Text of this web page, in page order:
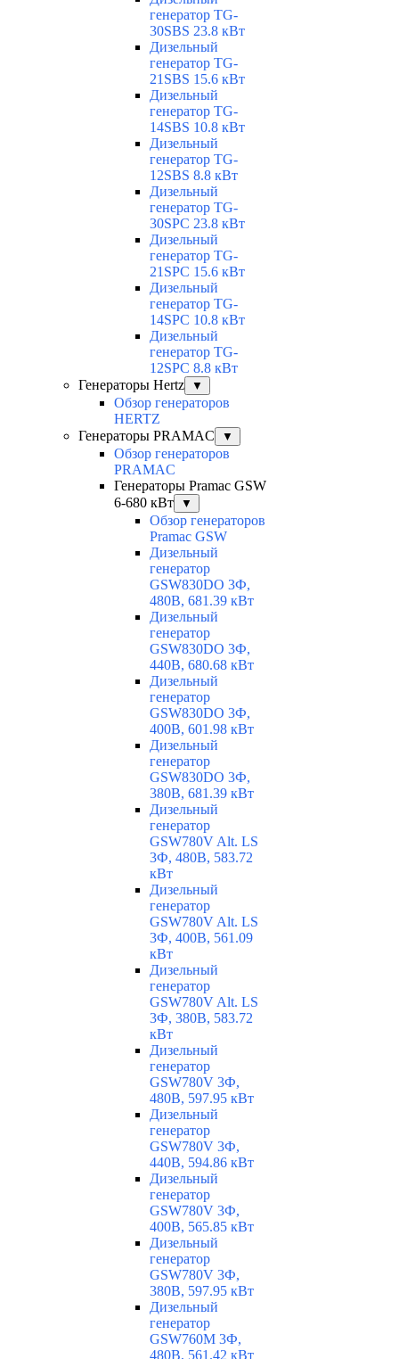
генератор TG-
30SBS 23.8 кВт
Дизельный
генератор TG-
21SBS 15.6 кВт
Дизельный
генератор TG-
14SBS 10.8 кВт
Дизельный
генератор TG-
12SBS 8.8 кВт
Дизельный
генератор TG-
30SPC 23.8 кВт
Дизельный
генератор TG-
21SPC 15.6 кВт
Дизельный
генератор TG-
14SPC 10.8 кВт
Дизельный
генератор TG-
12SPC 8.8 кВт
Генераторы Hertz
▼
Обзор генераторов
HERTZ
Генераторы PRAMAC
▼
Обзор генераторов
PRAMAC
Генераторы Pramac GSW
6-680 кВт
▼
Обзор генераторов
Pramac GSW
Дизельный
генератор
GSW830DO 3Ф,
480В, 681.39 кВт
Дизельный
генератор
GSW830DO 3Ф,
440В, 680.68 кВт
Дизельный
генератор
GSW830DO 3Ф,
400В, 601.98 кВт
Дизельный
генератор
GSW830DO 3Ф,
380В, 681.39 кВт
Дизельный
генератор
GSW780V Alt. LS
3Ф, 480В, 583.72
кВт
Дизельный
генератор
GSW780V Alt. LS
3Ф, 400В, 561.09
кВт
Дизельный
генератор
GSW780V Alt. LS
3Ф, 380В, 583.72
кВт
Дизельный
генератор
GSW780V 3Ф,
480В, 597.95 кВт
Дизельный
генератор
GSW780V 3Ф,
440В, 594.86 кВт
Дизельный
генератор
GSW780V 3Ф,
400В, 565.85 кВт
Дизельный
генератор
GSW780V 3Ф,
380В, 597.95 кВт
Дизельный
генератор
GSW760M 3Ф,
480В, 561.42 кВт